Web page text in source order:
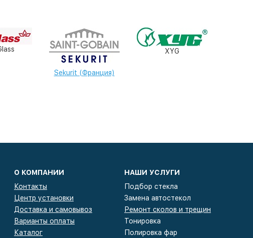
Sekurit (Франция)
XYG
О КОМПАНИИ
Контакты
Центр установки
Доставка и самовывоз
Варианты оплаты
Каталог
НАШИ УСЛУГИ
Подбор стекла
Замена автостекол
Ремонт сколов и трещин
Тонировка
Полировка фар